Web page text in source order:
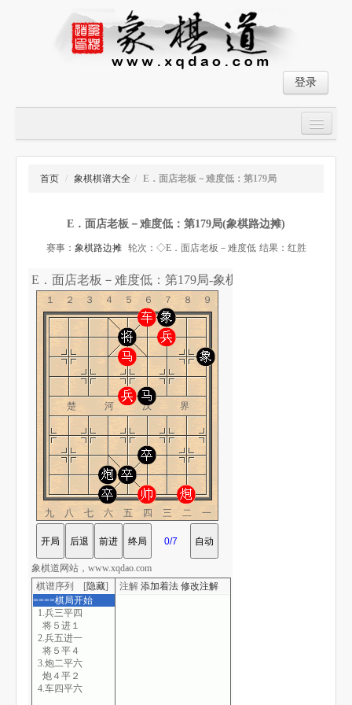
登录
大师对局
象棋棋谱
象棋小游戏
首页 / 象棋棋谱大全 / E．面店老板－难度低：第179局
E．面店老板－难度低：第179局(象棋路边摊)
赛事： 象棋路边摊 轮次：◇E．面店老板－难度低 结果：红胜
E．面店老板－难度低：第179局-象棋道
１２３４５６７８９
楚 河 汉 界
九八七六五四三二一
棋谱序列 [隐藏]
====棋局开始
1.兵三平四
将５进１
2.兵五进一
将５平４
3.炮二平六
炮４平２
4.车四平六
注解 添加着法 修改注解
象棋道网站，www.xqdao.com